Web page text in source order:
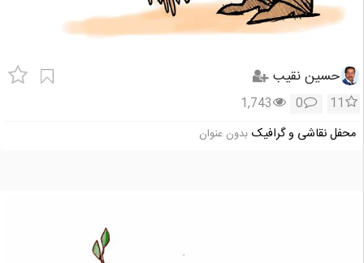
حسین نقیب
11
0
1,743
محفل نقاشی و گرافیک بدون عنوان